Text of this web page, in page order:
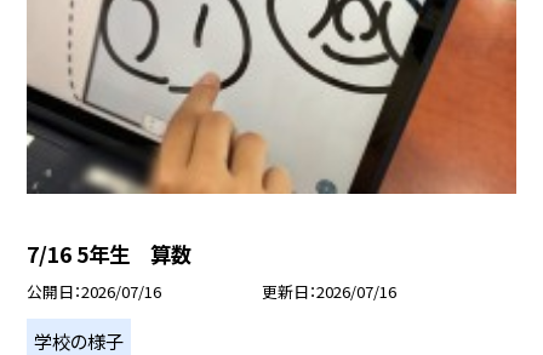
7/16 5年生 算数
公開日 2026/07/16 更新日 2026/07/16
学校の様子